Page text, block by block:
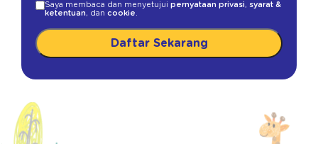
Saya membaca dan menyetujui pernyataan privasi, syarat &
ketentuan, dan cookie
Daftar Sekarang